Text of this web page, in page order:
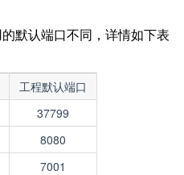
默认端口不同，详情如下表
工程默认端口
37799
8080
7001